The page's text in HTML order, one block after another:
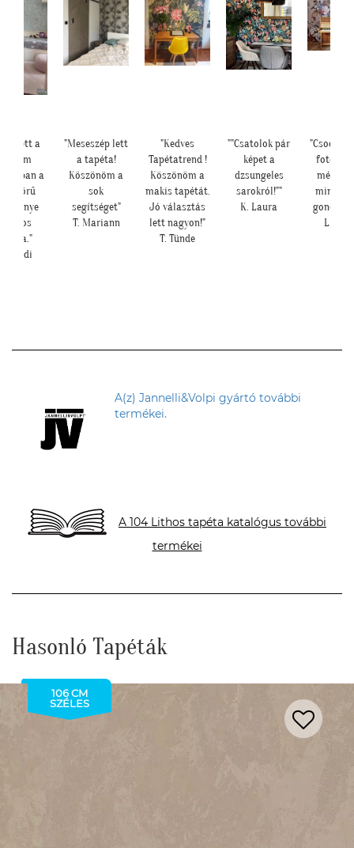
lett a
a
Andi
"Meseszép lett
a tapéta!
Köszönöm a
sok
segítséget"
T. Mariann
"Kedves
Tapétatrend !
Köszönöm a
makis tapétát.
Jó választás
lett nagyon!"
T. Tünde
""Csatolok pár
képet a
dzsungeles
sarokról!""
K. Laura
még
mint
L.
A(z) Jannelli&Volpi gyártó további
termékei.
A 104 Lithos tapéta katalógus további
termékei
Hasonló Tapéták
106 CM
SZÉLES